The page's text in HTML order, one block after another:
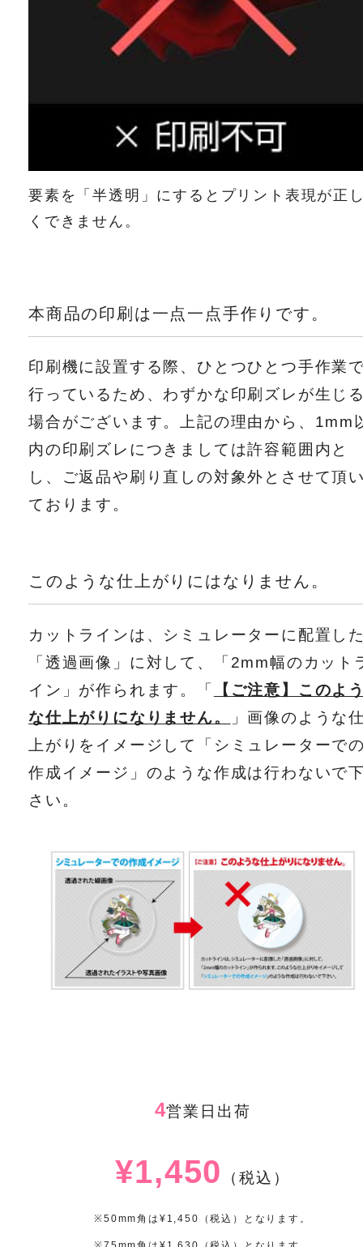
要素を「半透明」にするとプリント表現が正
くできません。
本商品の印刷は一点一点手作りです。
印刷機に設置する際、ひとつひとつ手作業
行っているため、わずかな印刷ズレが生じ
場合がございます。上記の理由から、1mm
内の印刷ズレにつきましては許容範囲内と
し、ご返品や刷り直しの対象外とさせて頂
ております。
このような仕上がりにはなりません。
カットラインは、シミュレーターに配置し
「透過画像」に対して、「2mm幅のカット
イン」が作られます。「
【ご注意】このよ
な仕上がりになりません。
」画像のような
上がりをイメージして「シミュレーターで
作成イメージ」のような作成は行わないで
さい。
4営業日出荷
¥1,450 （税込）
※50mm角は¥1,450（税込）となります。